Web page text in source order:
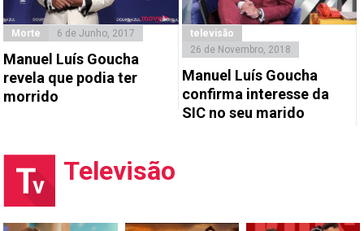
Morte 6 de Junho, 2017
Manuel Luís Goucha
revela que podia ter
morrido
televisão
26 de Novembro, 2018
Manuel Luís Goucha
confirma interesse da
SIC no seu marido
Televisão